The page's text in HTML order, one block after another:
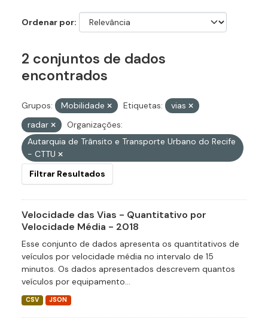
Ordenar por
2 conjuntos de dados
encontrados
Grupos: Mobilidade Etiquetas:
vias
radar
Organizações:
Autarquia de Trânsito e Transporte Urbano do Recife
- CTTU
Filtrar Resultados
Velocidade das Vias - Quantitativo por
Velocidade Média - 2018
Esse conjunto de dados apresenta os quantitativos de
veículos por velocidade média no intervalo de 15
minutos. Os dados apresentados descrevem quantos
veículos por equipamento...
CSV JSON